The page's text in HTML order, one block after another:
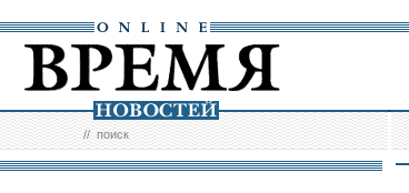
//поиск